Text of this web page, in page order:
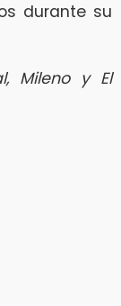
durante su
Mileno y El